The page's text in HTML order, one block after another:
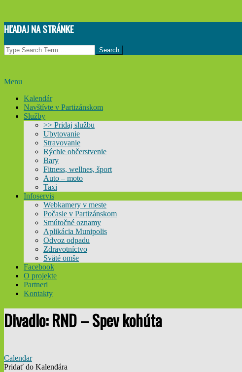
Skip
to
content
HĽADAJ NA STRÁNKE
Search
Primary
Menu
Menu
Kalendár
Navštívte v Partizánskom
Služby
>> Pridaj službu
Ubytovanie
Stravovanie
Rýchle občerstvenie
Bary
Fitness, wellnes, šport
Auto – moto
Taxi
Infoservis
Webkamery v meste
Počasie v Partizánskom
Smútočné oznamy
Aplikácia Munipolis
Odvoz odpadu
Zdravotníctvo
Sväté omše
Facebook
O projekte
Partneri
Kontakty
Divadlo: RND – Spev kohúta
Calendar
Pridať do Kalendára